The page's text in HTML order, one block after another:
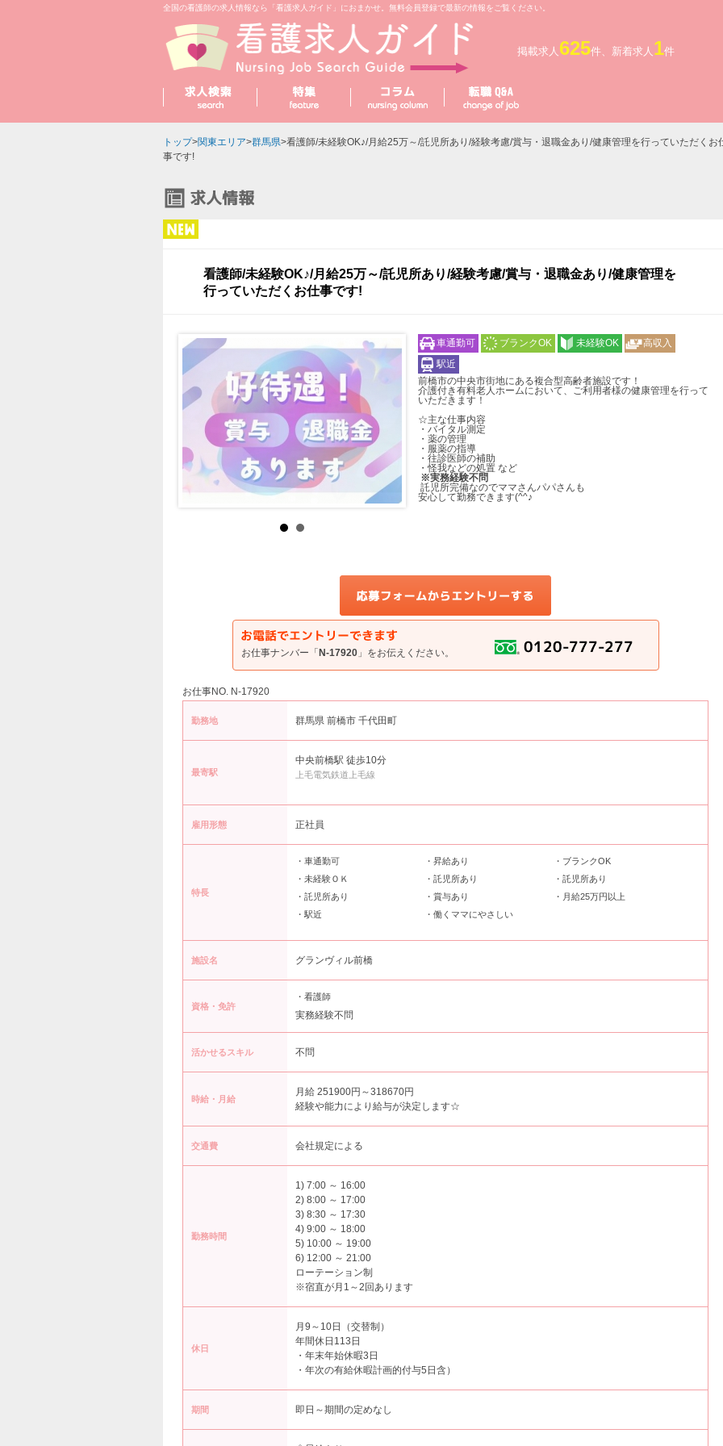
全国の看護師の求人情報なら「看護求人ガイド」におまかせ。無料会員登録で最新の情報をご覧ください。
掲載求人 625件、新着求人 1件
トップ>関東エリア>群馬県>看護師/未経験OK♪/月給25万～/託児所あり/経験考慮/賞与・退職金あり/健康管理を行っていただくお
事です!
看護師/未経験OK♪/月給25万～/託児所あり/経験考慮/賞与・退職金あり/健康管理を
行っていただくお仕事です!
車通勤可 ブランクOK 未経験OK
高収入
駅近
前橋市の中央市街地にある複合型高齢者施設です！
介護付き有料老人ホームにおいて、ご利用者様の健康管理を行って
いただきます！
☆主な仕事内容
・バイタル測定
・薬の管理
・服薬の指導
・往診医師の補助
・怪我などの処置 など
※実務経験不問
託児所完備なのでママさんパパさんも
安心して勤務できます(^^♪
お仕事ナンバー「 N-17920」をお伝えください。
お仕事NO. N-17920
勤務地 群馬県 前橋市 千代田町
最寄駅
中央前橋駅 徒歩10分
上毛電気鉄道上毛線
雇用形態 正社員
特長
・車通勤可 ・昇給あり
・ブランクOK
・未経験ＯＫ
・託児所あり
・託児所あり
・託児所あり
・賞与あり
・月給25万円以上
・駅近
・働くママにやさしい
施設名 グランヴィル前橋
資格・免許
・看護師
実務経験不問
活かせるスキル 不問
時給・月給
月給 251900円～318670円
経験や能力により給与が決定します☆
交通費 会社規定による
勤務時間
1) 7:00 ～ 16:00
2) 8:00 ～ 17:00
3) 8:30 ～ 17:30
4) 9:00 ～ 18:00
5) 10:00 ～ 19:00
6) 12:00 ～ 21:00
ローテーション制
※宿直が月1～2回あります
休日
月9～10日（交替制）
年間休日113日
・年末年始休暇3日
・年次の有給休暇計画的付与5日含）
期間 即日～期間の定めなし